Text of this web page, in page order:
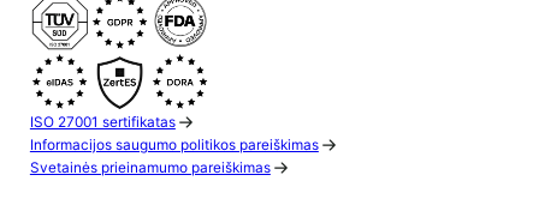
ISO 27001 sertifikatas
Informacijos saugumo politikos pareiškimas
Svetainės prieinamumo pareiškimas